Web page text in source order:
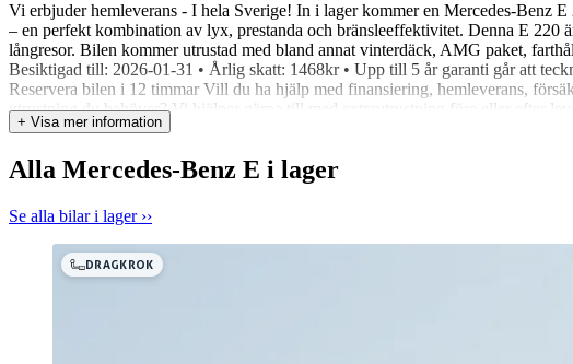
Vi erbjuder hemleverans - I hela Sverige! In i lager kommer en Mercedes-Benz
– en perfekt kombination av lyx, prestanda och bränsleeffektivitet. Denna E
långresor. Bilen kommer utrustad med bland annat vinterdäck, AMG paket,
Besiktigad till: 2026-01-31 • Årlig skatt: 1468kr • Upp till 5 år garanti går att
Reservera bilen i 12 timmar Vill du ha hjälp med finansiering, hemleverans,
utrustning du behöver? Vi hjälper gärna till med extrautrustning före eller efter
prisförslag direkt – Du behöver inte ens städa eller tvätta bilen! Niemi Bil –
+ Visa mer information
Alla Mercedes-Benz E i lager
Se alla bilar i lager ››
DRAGKROK